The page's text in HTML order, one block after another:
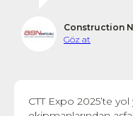
Construction
Göz at
CTT Expo 2025’te